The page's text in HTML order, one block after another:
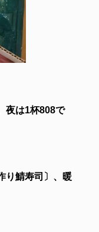
夜は1杯808で
り鯖寿司〕、暖